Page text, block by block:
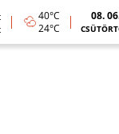
40°C
24°C
08.